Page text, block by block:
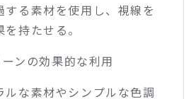
する素材を使用し、視線を
持たせる。
ンの効果的な利用
ルな素材やシンプルな色調